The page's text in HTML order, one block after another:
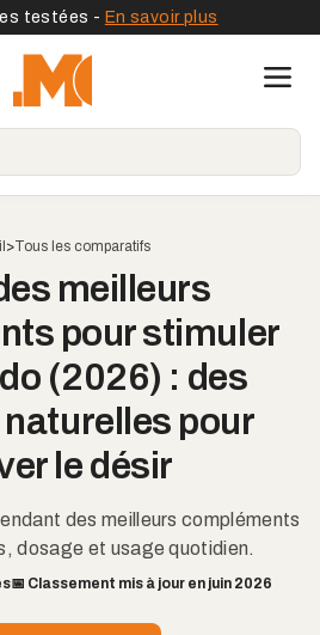
testées - En savoir plus
>Tous les comparatifs
meilleurs
pour stimuler
(2026) : des
pour
le désir
des meilleurs compléments
dosage et usage quotidien.
📅 Classement mis à jour en juin 2026